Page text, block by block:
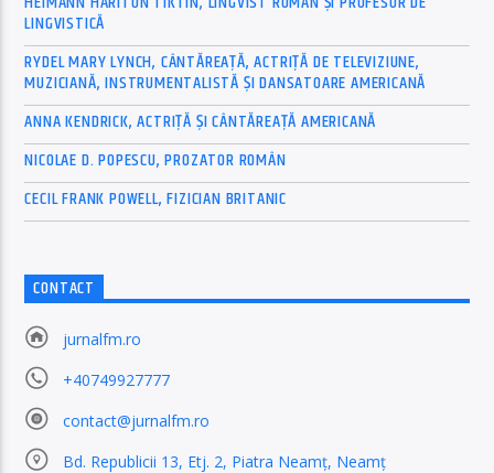
LINGVISTICĂ
RYDEL MARY LYNCH, CÂNTĂREAȚĂ, ACTRIȚĂ DE TELEVIZIUNE,
MUZICIANĂ, INSTRUMENTALISTĂ ȘI DANSATOARE AMERICANĂ
ANNA KENDRICK, ACTRIȚĂ ȘI CÂNTĂREAȚĂ AMERICANĂ
NICOLAE D. POPESCU, PROZATOR ROMÂN
CECIL FRANK POWELL, FIZICIAN BRITANIC
CONTACT
jurnalfm.ro
+40749927777
contact@jurnalfm.ro
Bd. Republicii 13, Etj. 2, Piatra Neamț, Neamț